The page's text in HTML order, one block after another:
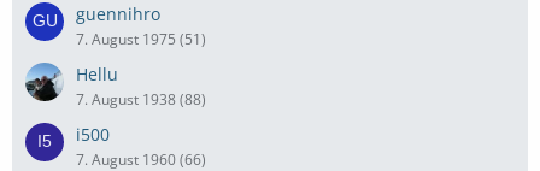
guennihro
7. August 1975 (51)
Hellu
7. August 1938 (88)
i500
7. August 1960 (66)